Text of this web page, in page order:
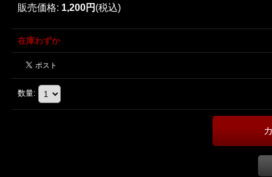
販売価格: 1,200円 (税込)
在庫わずか
数量: